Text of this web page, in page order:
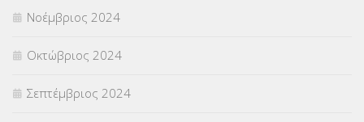
Νοέμβριος 2024
Οκτώβριος 2024
Σεπτέμβριος 2024